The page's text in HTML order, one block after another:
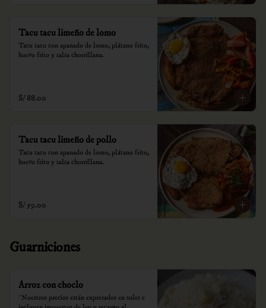
Tacu tacu limeño de lomo
Tacu tacu con apanado de lomo, plátano frito,
huevo frito y salsa chorrillana.
S/ 88.00
Tacu tacu limeño de pollo
Tacu tacu con apanado de lomo, plátano frito,
huevo frito y salsa chorrillana.
S/ 59.00
Guarniciones
Arroz con choclo
*Nuestros precios están expresados en soles e